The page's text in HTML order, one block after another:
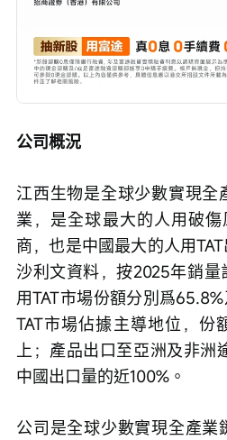
公司概況
江西生物是全球少數實現全
業，是全球最大的人用破
商，也是中國最大的人用
沙利文資料，按2025年銷
用TAT市場份額分別爲
TAT市場佔據主導地位，份
上；產品出口至亞洲及非洲
中國出口量的近100%。
公司是全球少數實現全產業